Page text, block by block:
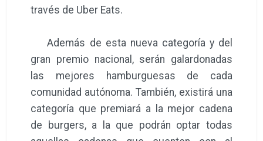
través de Uber Eats.
Además de esta nueva categoría y del
gran premio nacional, serán galardonadas
las mejores hamburguesas de cada
comunidad autónoma. También, existirá una
categoría que premiará a la mejor cadena
de burgers, a la que podrán optar todas